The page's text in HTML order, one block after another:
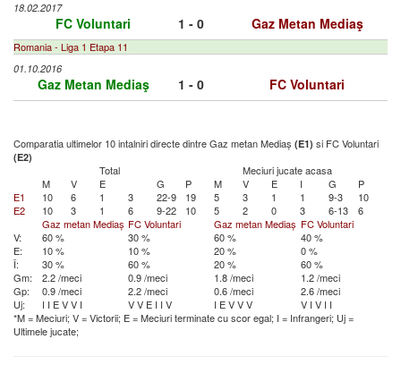
18.02.2017
FC Voluntari 1 - 0 Gaz Metan Mediaş
Romania - Liga 1 Etapa 11
01.10.2016
Gaz Metan Mediaş 1 - 0 FC Voluntari
Comparatia ultimelor 10 intalniri directe dintre Gaz metan Mediaș (E1) si FC Voluntari
(E2)
Total
Meciuri jucate acasa
M
V E G P M V E I G
P
E1
10 6 1 3 22-9 19 5 3 1 1 9-3
10
E2
10 3 1 6 9-22 10 5 2 0 3 6-13
6
Gaz metan Mediaș FC Voluntari Gaz metan Mediaș FC Voluntari
V:
60 % 30 % 60 %
40 %
E:
10 % 10 % 20 %
0 %
Î:
30 % 60 % 20 %
60 %
Gm:
2.2 /meci 0.9 /meci 1.8 /meci
1.2 /meci
Gp:
0.9 /meci 2.2 /meci 0.6 /meci
2.6 /meci
Uj:
I I EVV I VV E I I V I EVVV V I V I I
*M = Meciuri; V = Victorii; E = Meciuri terminate cu scor egal; I = Infrangeri; Uj =
Ultimele jucate;